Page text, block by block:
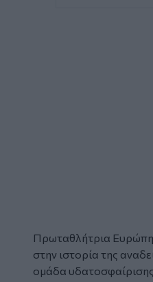
Πρωταθλήτρια
στην ιστορία της
ομάδα